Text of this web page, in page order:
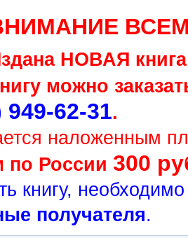
НОВАЯ
можно
949-62-31.
наложенным
по России 300
книгу,
получателя.